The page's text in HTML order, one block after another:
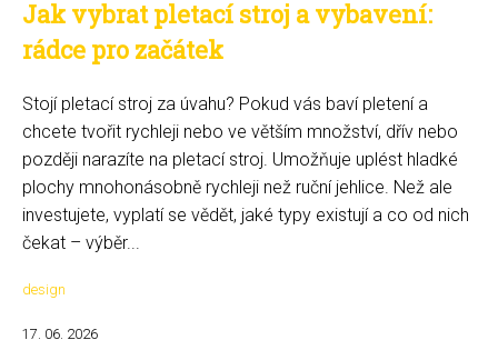
Jak vybrat pletací stroj a vybavení:
rádce pro začátek
Stojí pletací stroj za úvahu? Pokud vás baví pletení a
chcete tvořit rychleji nebo ve větším množství, dřív nebo
později narazíte na pletací stroj. Umožňuje uplést hladké
plochy mnohonásobně rychleji než ruční jehlice. Než ale
investujete, vyplatí se vědět, jaké typy existují a co od nich
čekat – výběr...
design
17. 06. 2026